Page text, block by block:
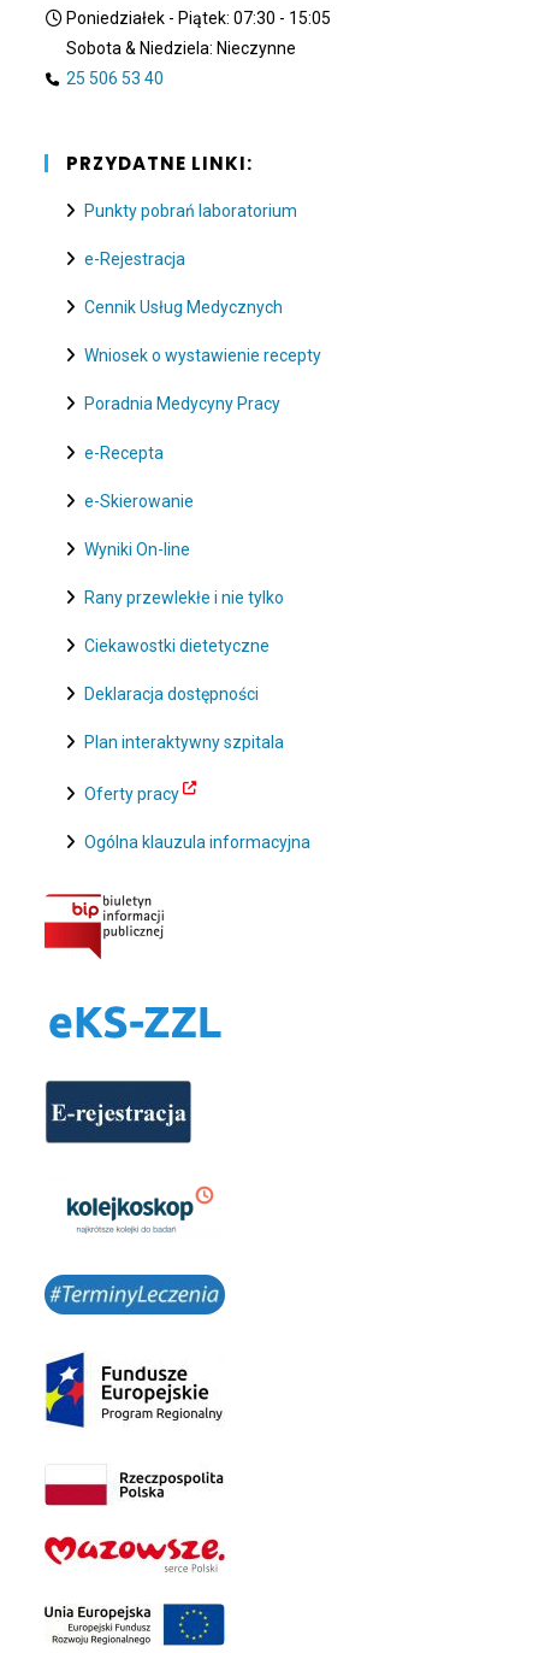
Poniedziałek - Piątek: 07:30 - 15:05
Sobota & Niedziela: Nieczynne
25 506 53 40
PRZYDATNE LINKI:
Punkty pobrań laboratorium
e-Rejestracja
Cennik Usług Medycznych
Wniosek o wystawienie recepty
Poradnia Medycyny Pracy
e-Recepta
e-Skierowanie
Wyniki On-line
Rany przewlekłe i nie tylko
Ciekawostki dietetyczne
Deklaracja dostępności
Plan interaktywny szpitala
Oferty pracy
Ogólna klauzula informacyjna